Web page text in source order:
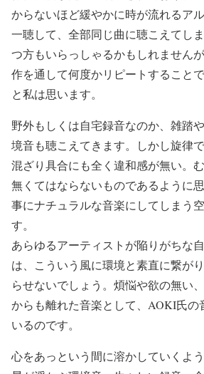
からないほど緩やかに時が流れるアル
一聴して、全部同じ曲に聴こえてし
つ方もいらっしゃるかもしれません
作を通して何度かリピートすること
と私は思います。
野外もしくは自宅録音なのか、雑踏
境音も聴こえてきます。しかし旋律
混ざり具合にも全く違和感が無い。
無くてはならないものであるように
事にナチュラルな音楽にしてしまう
す。
あらゆるアーティストが陥りがちな
は、こういう風に環境と素直に繋が
らせないでしょう。煩悩や欲の無い
からも離れた音楽として、AOKI氏の
いるのです。
心をあっという間に溶かしていくよ